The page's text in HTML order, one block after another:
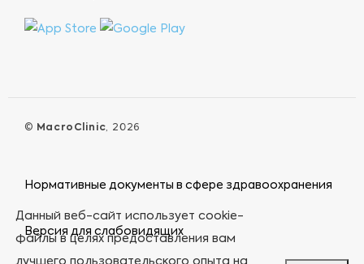
© MacroClinic, 2026
Нормативные документы в сфере здравоохранения
Версия для слабовидящих
Данный веб-сайт использует cookie-
файлы в целях предоставления вам
лучшего пользовательского опыта на